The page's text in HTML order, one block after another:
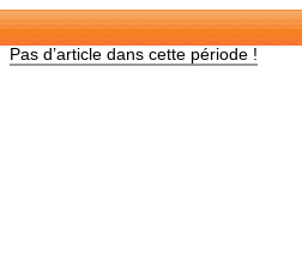
Pas d’article dans cette période !